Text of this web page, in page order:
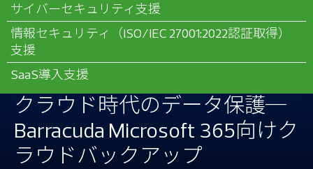
t
c
h
クラウド時代のデータ保護─
Barracuda Microsoft 365向けク
ラウドバックアップ
サイバーセキュリティ支援
情報セキュリティ（ISO/IEC 27001:2022認証取得）
支援
SaaS導入支援